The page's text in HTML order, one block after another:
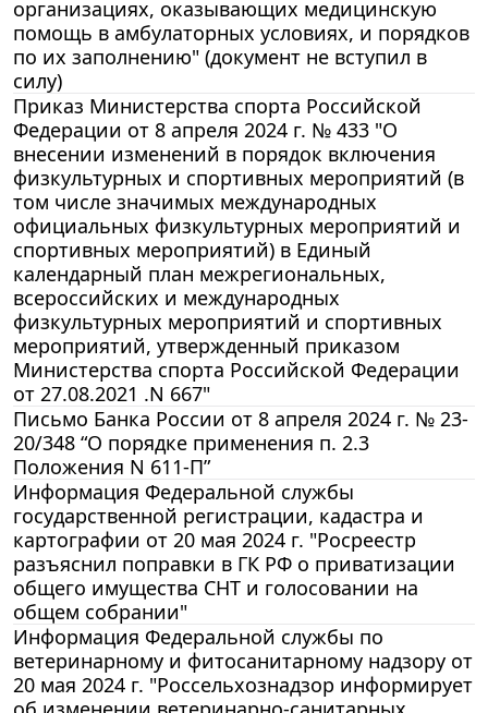
организациях, оказывающих медицинскую
помощь в амбулаторных условиях, и порядков
по их заполнению" (документ не вступил в
силу)
Приказ Министерства спорта Российской
Федерации от 8 апреля 2024 г. № 433 "О
внесении изменений в порядок включения
физкультурных и спортивных мероприятий (в
том числе значимых международных
официальных физкультурных мероприятий и
спортивных мероприятий) в Единый
календарный план межрегиональных,
всероссийских и международных
физкультурных мероприятий и спортивных
мероприятий, утвержденный приказом
Министерства спорта Российской Федерации
от 27.08.2021 .N 667"
Письмо Банка России от 8 апреля 2024 г. № 23-
20/348 “О порядке применения п. 2.3
Положения N 611-П”
Информация Федеральной службы
государственной регистрации, кадастра и
картографии от 20 мая 2024 г. "Росреестр
разъяснил поправки в ГК РФ о приватизации
общего имущества СНТ и голосовании на
общем собрании"
Информация Федеральной службы по
ветеринарному и фитосанитарному надзору от
20 мая 2024 г. "Россельхознадзор информирует